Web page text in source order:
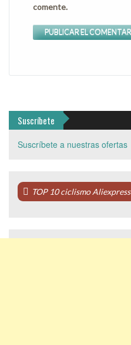
comente.
Suscríbete
Suscríbete a nuestras ofertas
TOP 10 ciclismo Aliexpress